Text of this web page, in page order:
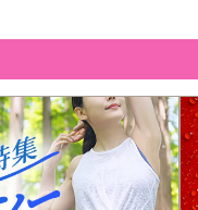
2粒を目安に、水または
ギー 1.54kcal /たんぱく
ナトリウム 0.004mg(食
専門医にご相談の上ご使